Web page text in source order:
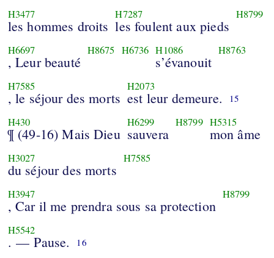
H3477
les hommes droits
H7287
les foulent aux pieds
H8799
H6697
, Leur beauté
H8675 H6736 H1086
s’évanouit
H8763
H7585
, le séjour des morts
H2073
est leur demeure. 15
H430
¶ (49-16) Mais Dieu
H6299
sauvera
H8799 H5315
mon âme
H3027
du séjour des morts
H7585
H3947
, Car il me prendra sous sa protection
H8799
H5542
. — Pause. 16